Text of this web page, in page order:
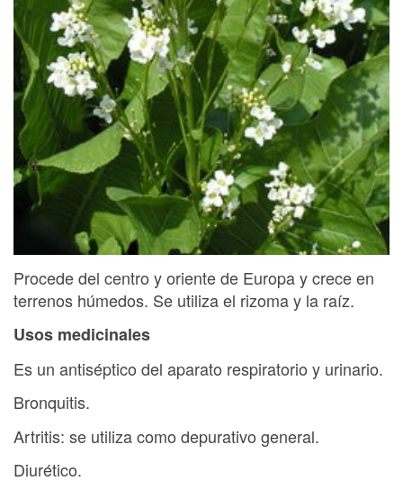
Procede del centro y oriente de Europa y crece en
terrenos húmedos. Se utiliza el rizoma y la raíz.
Usos medicinales
Es un antiséptico del aparato respiratorio y urinario.
Bronquitis.
Artritis: se utiliza como depurativo general.
Diurético.